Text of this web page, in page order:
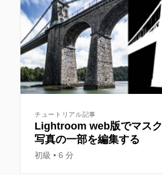
チュートリアル記事
Lightroom web版でマス
写真の一部を編集する
初級 6 分